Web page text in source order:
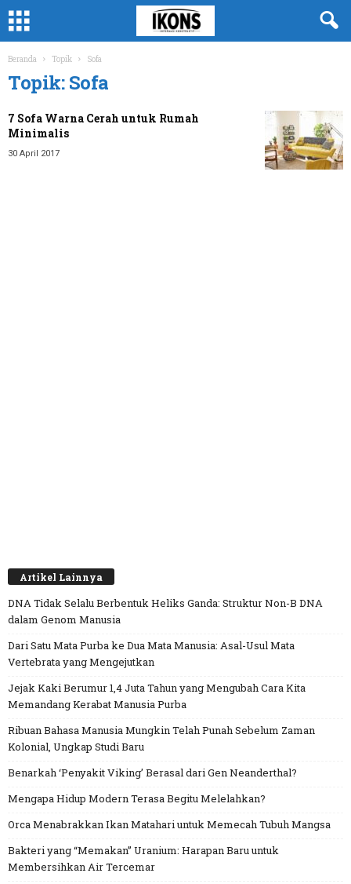
Beranda Topik Sofa
Topik: Sofa
7 Sofa Warna Cerah untuk Rumah
Minimalis
30 April 2017
Artikel Lainnya
DNA Tidak Selalu Berbentuk Heliks Ganda: Struktur Non-B DNA
dalam Genom Manusia
Dari Satu Mata Purba ke Dua Mata Manusia: Asal-Usul Mata
Vertebrata yang Mengejutkan
Jejak Kaki Berumur 1,4 Juta Tahun yang Mengubah Cara Kita
Memandang Kerabat Manusia Purba
Ribuan Bahasa Manusia Mungkin Telah Punah Sebelum Zaman
Kolonial, Ungkap Studi Baru
Benarkah ‘Penyakit Viking’ Berasal dari Gen Neanderthal?
Mengapa Hidup Modern Terasa Begitu Melelahkan?
Orca Menabrakkan Ikan Matahari untuk Memecah Tubuh Mangsa
Bakteri yang “Memakan” Uranium: Harapan Baru untuk
Membersihkan Air Tercemar